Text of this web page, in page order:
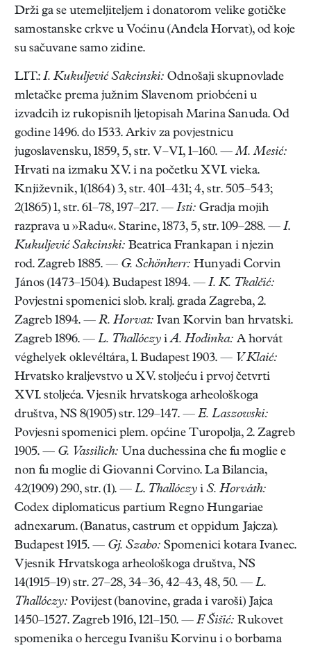
Drži ga se utemeljiteljem i donatorom velike gotičke
samostanske crkve u Voćinu (Anđela Horvat), od koje
su sačuvane samo zidine.
LIT.: I. Kukuljević Sakcinski: Odnošaji skupnovlade
mletačke prema južnim Slavenom priobćeni u
izvadcih iz rukopisnih ljetopisah Marina Sanuda. Od
godine 1496. do 1533. Arkiv za povjestnicu
jugoslavensku, 1859, 5, str. V–VI, 1–160. —M. Mesić:
Hrvati na izmaku XV. i na početku XVI. vieka.
Književnik, 1(1864) 3, str. 401–431; 4, str. 505–543;
2(1865) 1, str. 61–78, 197–217. — Isti: Gradja mojih
razprava u »Radu«. Starine, 1873, 5, str. 109–288. — I.
Kukuljević Sakcinski: Beatrica Frankapan i njezin
rod. Zagreb 1885. — G. Schönherr: Hunyadi Corvin
János (1473–1504). Budapest 1894. — I. K. Tkalčić:
Povjestni spomenici slob. kralj. grada Zagreba, 2.
Zagreb 1894. — R. Horvat: Ivan Korvin ban hrvatski.
Zagreb 1896. — L. Thallóczy iA. Hodinka: A horvát
véghelyek oklevéltára, 1. Budapest 1903. — V. Klaić:
Hrvatsko kraljevstvo u XV. stoljeću i prvoj četvrti
XVI. stoljeća. Vjesnik hrvatskoga arheološkoga
društva, NS 8(1905) str. 129–147. — E. Laszowski:
Povjesni spomenici plem. općine Turopolja, 2. Zagreb
1905. — G. Vassilich: Una duchessina che fu moglie e
non fu moglie di Giovanni Corvino. La Bilancia,
42(1909) 290, str. (1). — L. Thallóczy i S. Horváth:
Codex diplomaticus partium Regno Hungariae
adnexarum. (Banatus, castrum et oppidum Jajcza).
Budapest 1915. — Gj. Szabo: Spomenici kotara Ivanec.
Vjesnik Hrvatskoga arheološkoga društva, NS
14(1915–19) str. 27–28, 34–36, 42–43, 48, 50. — L.
Thallóczy: Povijest (banovine, grada i varoši) Jajca
1450–1527. Zagreb 1916, 121–150. — F. Šišić: Rukovet
spomenika o hercegu Ivanišu Korvinu i o borbama